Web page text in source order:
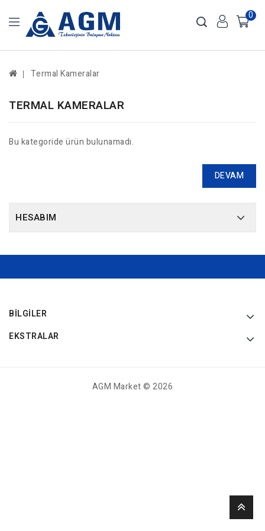
0
Termal Kameralar
TERMAL KAMERALAR
Bu kategoride ürün bulunamadı.
DEVAM
HESABIM
BILGILER
EKSTRALAR
AGM Market © 2026